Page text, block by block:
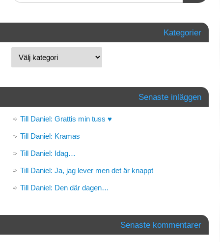
Kategorier
Senaste inläggen
Till Daniel: Grattis min tuss ♥
Till Daniel: Kramas
Till Daniel: Idag…
Till Daniel: Ja, jag lever men det är knappt
Till Daniel: Den där dagen…
Senaste kommentarer